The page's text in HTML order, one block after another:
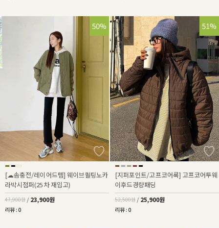
50%
[☁솜충전/레이어드템] 웨이브퀼팅노카
라박시점퍼(25차 재입고)
47,900원 / 23,900원
리뷰 : 0
51%
[지퍼포인트/고프코어룩] 고프코어투웨
이후드경량패딩
52,500원 / 25,900원
리뷰 : 0